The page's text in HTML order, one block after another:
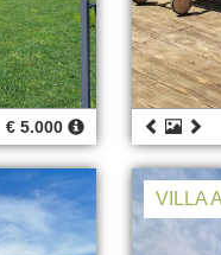
€ 5.000
VILLA